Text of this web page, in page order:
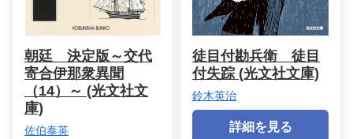
朝廷 決定版～交代
寄合伊那衆異聞
（14）～ (光文社文
庫)
佐伯泰英
徒目付勘兵衛 徒目
付失踪 (光文社文庫)
鈴木英治
詳細を見る